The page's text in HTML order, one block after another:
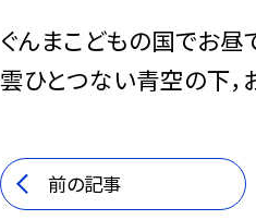
ぐんまこどもの国でお昼
雲ひとつない青空の下，
前の記事